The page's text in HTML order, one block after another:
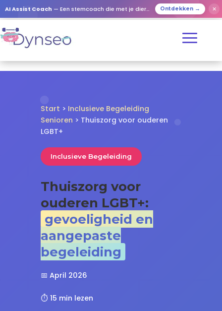
AI Assist Coach — Een stemcoach die met je dierbaren speelt Ontdekken → ✕
Start > Inclusieve Begeleiding
Senioren > Thuiszorg voor ouderen
LGBT+
Inclusieve Begeleiding
Thuiszorg voor
ouderen LGBT+:
gevoeligheid en
aangepaste
begeleiding
📅 April 2026
⏱️ 15 min lezen